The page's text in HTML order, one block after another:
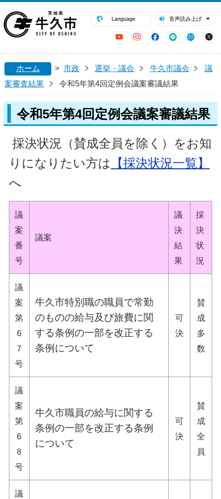
Language 音声読み上げ
YouTubeInstagram
Facebook
LINE Mail
閉じる
ホーム > 市政 選挙・議会 牛久市議会
議
案審査結果
令和5年第4回定例会議案審議結果
令和5年第4回定例会議案審議結果
採決状況（賛成全員を除く）をお知
りになりたい方は
【採決状況一覧】
へ
議
案
番
号
議案
議
決
結
果
採
決
状
況
議
案
第
6
7
号
牛久市特別職の職員で常勤
のものの給与及び旅費に関
する条例の一部を改正する
条例について
可
決
賛
成
多
数
議
案
第
6
8
号
牛久市職員の給与に関する
条例の一部を改正する条例
について
可
決
賛
成
全
員
議